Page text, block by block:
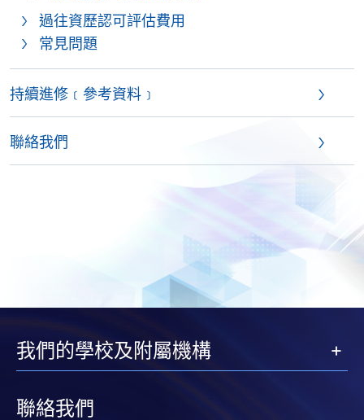
過往資歷認可評估費用
常見問題
持續進修﹝參考資料﹞
聯絡我們
我們的學校及附屬機構
聯絡我們